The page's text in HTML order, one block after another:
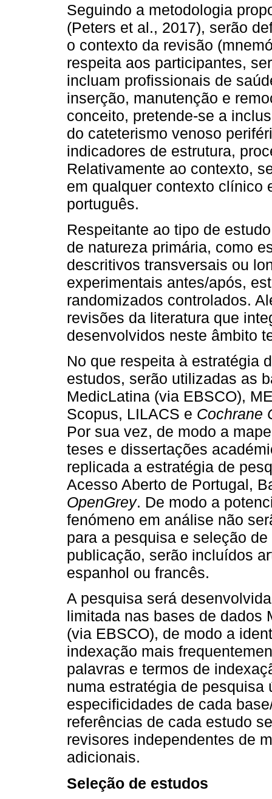
Seguindo a metodologia
(Peters et al., 2017), serão
o contexto da revisão
respeita aos participantes,
incluam profissionais de
inserção, manutenção e
conceito, pretende-se a
do cateterismo venoso
indicadores de estrutura,
Relativamente ao contexto,
em qualquer contexto clínico
português.
Respeitante ao tipo de
de natureza primária, como
descritivos transversais ou
experimentais antes/após,
randomizados controlados.
revisões da literatura que
desenvolvidos neste âmbito
No que respeita à estratégia
estudos, serão utilizadas as
MedicLatina (via EBSCO),
Scopus, LILACS e Cochrane
Por sua vez, de modo a
teses e dissertações
replicada a estratégia de
Acesso Aberto de Portugal,
OpenGrey. De modo a
fenómeno em análise não
para a pesquisa e seleção
publicação, serão incluídos
espanhol ou francês.
A pesquisa será
limitada nas bases de dados
(via EBSCO), de modo a
indexação mais
palavras e termos de
numa estratégia de pesquisa
especificidades de cada
referências de cada estudo
revisores independentes de
adicionais.
Seleção de estudos